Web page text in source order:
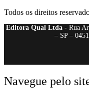
Todos os direitos
Editora Qual Ltda- Rua
– SP –
Navegue pelo